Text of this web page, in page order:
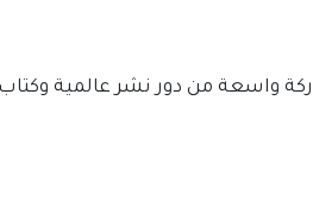
واسعة من دور نشر عالمية وكتاب